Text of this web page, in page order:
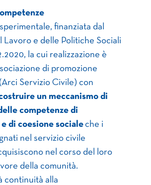
finanziata dal
Lavoro e delle Politiche Sociali
la cui realizzazione è
di promozione
Servizio Civile) con
un meccanismo di
competenze di
di coesione sociale che i
nel servizio civile
nel corso del loro
della comunità.
continuità alla